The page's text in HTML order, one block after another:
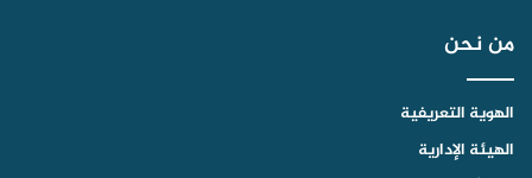
من نحن
الهوية التعريفية
الهيئة الإدارية